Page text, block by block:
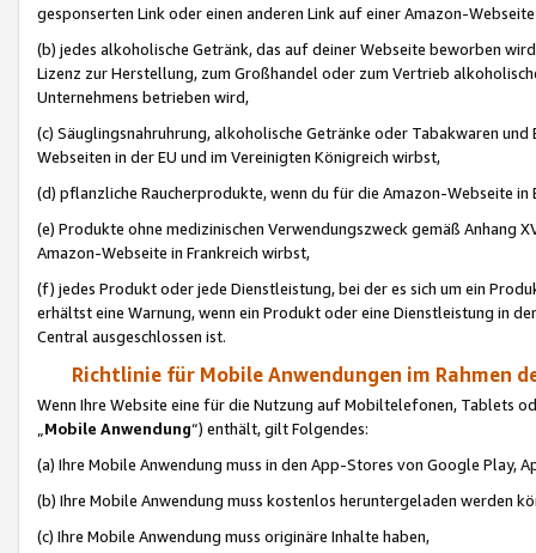
gesponserten Link oder einen anderen Link auf einer Amazon-
(b) jedes alkoholische Getränk, das auf deiner Webseite beworben
Lizenz zur Herstellung, zum Großhandel oder zum Vertrieb
Unternehmens betrieben wird,
(c) Säuglingsnahruhrung, alkoholische Getränke oder Tabakwaren
Webseiten in der EU und im Vereinigten Königreich wirbst,
(d) pflanzliche Raucherprodukte, wenn du für die Amazon-Webseite in
(e) Produkte ohne medizinischen Verwendungszweck gemäß Anhang
Amazon-Webseite in Frankreich wirbst,
(f) jedes Produkt oder jede Dienstleistung, bei der es sich um ein
erhältst eine Warnung, wenn ein Produkt oder eine Dienstleistung in
Central ausgeschlossen ist.
Richtlinie für Mobile Anwendungen im Rahmen
Wenn Ihre Website eine für die Nutzung auf Mobiltelefonen, Tablets
„Mobile Anwendung“) enthält, gilt Folgendes:
(a) Ihre Mobile Anwendung muss in den App-Stores von Google Play,
(b) Ihre Mobile Anwendung muss kostenlos heruntergeladen werden
(c) Ihre Mobile Anwendung muss originäre Inhalte haben,